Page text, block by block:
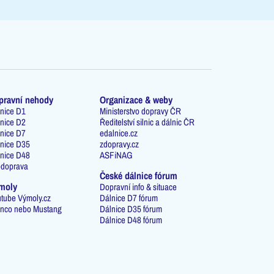
nehody
D1
D2
D7
D35
D48
Výmoly.cz
nebo Mustang
Organizace & weby
Ministerstvo dopravy ČR
Ředitelství silnic a dálnic ČR
edalnice.cz
zdopravy.cz
ASFiNAG
České dálnice fórum
Dopravní info & situace
Dálnice D7 fórum
Dálnice D35 fórum
Dálnice D48 fórum